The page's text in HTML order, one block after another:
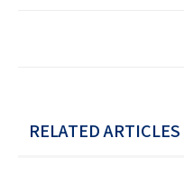
RELATED ARTICLES